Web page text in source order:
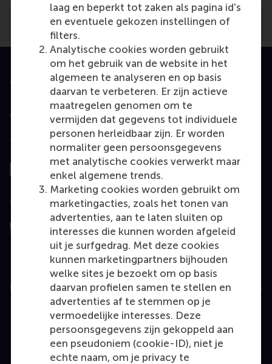
laag en beperkt tot zaken als pagina id's
en eventuele gekozen instellingen of
filters.
Analytische cookies worden gebruikt
om het gebruik van de website in het
algemeen te analyseren en op basis
daarvan te verbeteren. Er zijn actieve
maatregelen genomen om te
vermijden dat gegevens tot individuele
personen herleidbaar zijn. Er worden
normaliter geen persoonsgegevens
met analytische cookies verwerkt maar
enkel algemene trends.
Marketing cookies worden gebruikt om
marketingacties, zoals het tonen van
advertenties, aan te laten sluiten op
interesses die kunnen worden afgeleid
uit je surfgedrag. Met deze cookies
kunnen marketingpartners bijhouden
welke sites je bezoekt om op basis
daarvan profielen samen te stellen en
advertenties af te stemmen op je
vermoedelijke interesses. Deze
persoonsgegevens zijn gekoppeld aan
een pseudoniem (cookie-ID), niet je
echte naam, om je privacy te
Geaccrediteerd door
Top gerangschikt
Geëvalueerd door
Education
Bachelor